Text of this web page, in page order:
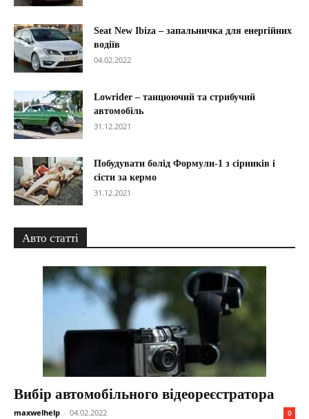
Seat New Ibiza – запальничка для енергійних
водіїв
04.02.2022
Lowrider – танцюючий та стрибучий
автомобіль
31.12.2021
Побудувати болід Формули-1 з сірників і
сісти за кермо
31.12.2021
Авто статті
Вибір автомобільного відеореєстратора
maxwelhelp - 04.02.2022 0